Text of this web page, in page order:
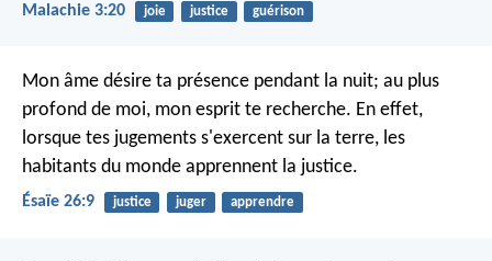
Malachie 3:20 joie justice guérison
Mon âme désire ta présence pendant la nuit; au plus
profond de moi, mon esprit te recherche. En effet,
lorsque tes jugements s'exercent sur la terre, les
habitants du monde apprennent la justice.
Ésaïe 26:9 justice juger apprendre